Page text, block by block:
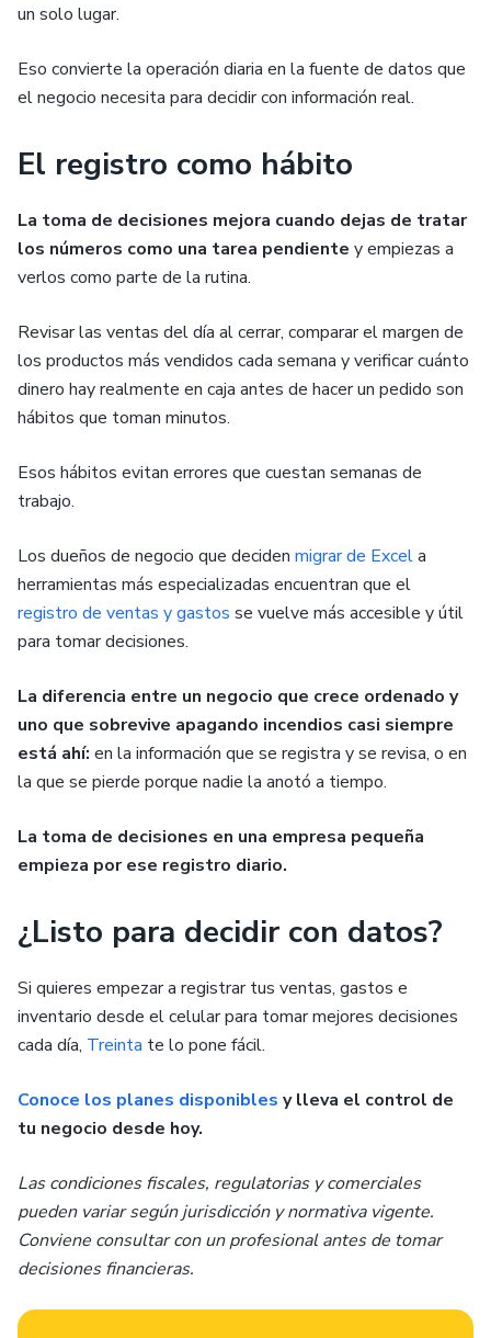
un solo lugar.
Eso convierte la operación diaria en la fuente de datos que
el negocio necesita para decidir con información real.
El registro como hábito
La toma de decisiones mejora cuando dejas de tratar
los números como una tarea pendiente y empiezas a
verlos como parte de la rutina.
Revisar las ventas del día al cerrar, comparar el margen de
los productos más vendidos cada semana y verificar cuánto
dinero hay realmente en caja antes de hacer un pedido son
hábitos que toman minutos.
Esos hábitos evitan errores que cuestan semanas de
trabajo.
Los dueños de negocio que deciden migrar de Excela
herramientas más especializadas encuentran que el
registro de ventas y gastos se vuelve más accesible y útil
para tomar decisiones.
La diferencia entre un negocio que crece ordenado y
uno que sobrevive apagando incendios casi siempre
está ahí: en la información que se registra y se revisa, o en
la que se pierde porque nadie la anotó a tiempo.
La toma de decisiones en una empresa pequeña
empieza por ese registro diario.
¿Listo para decidir con datos?
Si quieres empezar a registrar tus ventas, gastos e
inventario desde el celular para tomar mejores decisiones
cada día, Treinta te lo pone fácil.
Conoce los planes disponibles y lleva el control de
tu negocio desde hoy.
Las condiciones fiscales, regulatorias y comerciales
pueden variar según jurisdicción y normativa vigente.
Conviene consultar con un profesional antes de tomar
decisiones financieras.